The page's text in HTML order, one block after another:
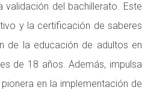
del bachillerato. Este
y la certificación de saberes
de la educación de adultos en
de 18 años. Además, impulsa
en la implementación de